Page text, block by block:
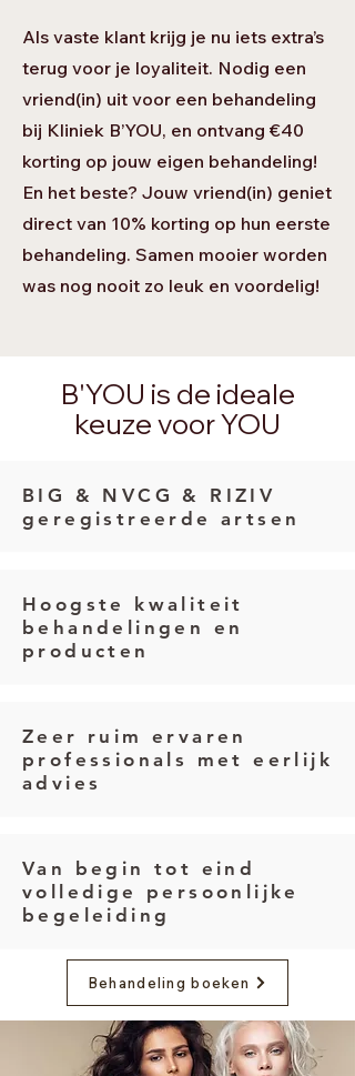
Als vaste klant krijg je nu iets extra’s
terug voor je loyaliteit. Nodig een
vriend(in) uit voor een behandeling
bij Kliniek B’YOU, en ontvang €40
korting op jouw eigen behandeling!
En het beste? Jouw vriend(in) geniet
direct van 10% korting op hun eerste
behandeling. Samen mooier worden
was nog nooit zo leuk en voordelig!
B'YOU is de ideale
keuze voor YOU
BIG & NVCG & RIZIV
geregistreerde artsen
Hoogste kwaliteit
behandelingen en
producten
Zeer ruim ervaren
professionals met eerlijk
advies
Van begin tot eind
volledige persoonlijke
begeleiding
Behandeling boeken